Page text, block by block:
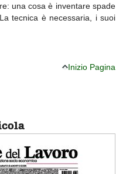
una cosa è inventare spade
tecnica è necessaria, i suoi
Inizio Pagina